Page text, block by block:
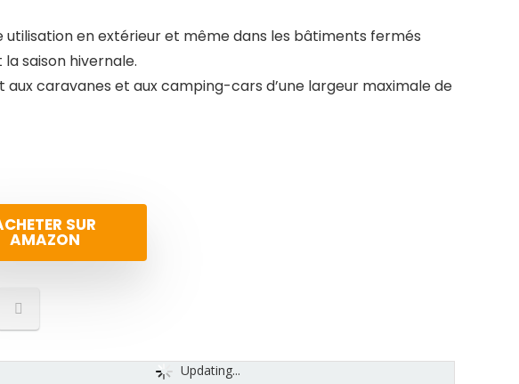
utilisation en extérieur et même dans les bâtiments fermés
saison hivernale.
aux caravanes et aux camping-cars d’une largeur maximale de
SUR
AMAZON
Updating...